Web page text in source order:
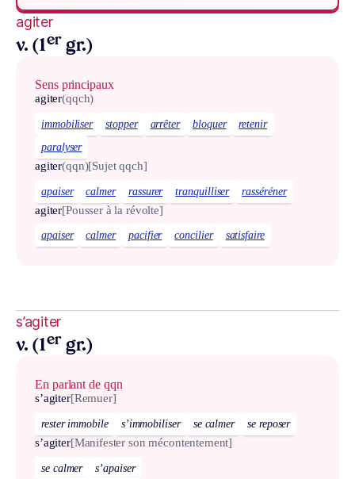
agiter
v. (1er gr.)
Sens principaux
agiter(qqch)
immobiliser stopper arrêter bloquer
retenir
paralyser
agiter(qqn)[Sujet qqch]
apaiser calmer rassurer tranquilliser rasséréner
agiter[Pousser à la révolte]
apaiser calmer pacifier concilier satisfaire
s’agiter
v. (1er gr.)
En parlant de qqn
s’agiter[Remuer]
rester immobile s’immobiliser se calmer se reposer
s’agiter[Manifester son mécontentement]
se calmer s’apaiser